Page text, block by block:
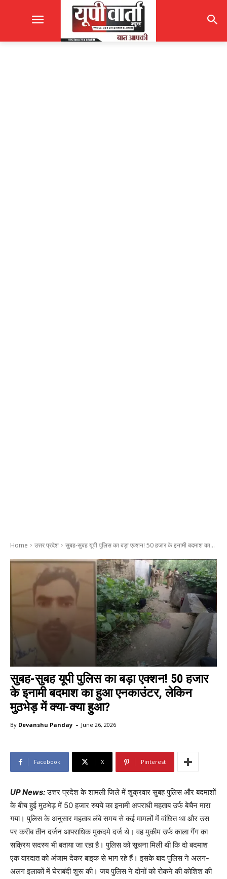
Home उत्तर प्रदेश सुबह-सुबह यूपी पुलिस का बड़ा एक्शन! 50 हजार के इनामी बदमाश का...
सुबह-सुबह यूपी पुलिस का बड़ा एक्शन! 50 हजार
के इनामी बदमाश का हुआ एनकाउंटर, लेकिन
मुठभेड़ में क्या-क्या हुआ?
By Devanshu Panday - June 26, 2026
Facebook X Pinterest
UP News:उत्तर प्रदेश के शामली जिले में शुक्रवार सुबह पुलिस और बदमाशों
के बीच हुई मुठभेड़ में 50 हजार रुपये का इनामी अपराधी महताब उर्फ बेचैन मारा
गया। पुलिस के अनुसार महताब लंबे समय से कई मामलों में वांछित था और उस
पर करीब तीन दर्जन आपराधिक मुकदमे दर्ज थे। वह मुकीम उर्फ काला गैंग का
सक्रिय सदस्य भी बताया जा रहा है। पुलिस को सूचना मिली थी कि दो बदमाश
एक वारदात को अंजाम देकर बाइक से भाग रहे हैं। इसके बाद पुलिस ने अलग-
अलग इलाकों में घेराबंदी शुरू की। जब पुलिस ने दोनों को रोकने की कोशिश की